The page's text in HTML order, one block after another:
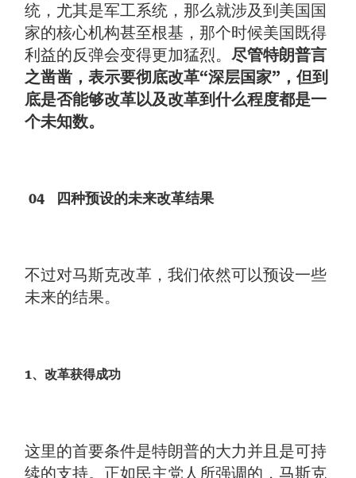
统，尤其是军工系统，那么就涉及到美国国
家的核心机构甚至根基，那个时候美国既得
利益的反弹会变得更加猛烈。尽管特朗普言
之凿凿，表示要彻底改革“深层国家”，但到
底是否能够改革以及改革到什么程度都是一
个未知数。
04 四种预设的未来改革结果
不过对马斯克改革，我们依然可以预设一些
未来的结果。
1、改革获得成功
这里的首要条件是特朗普的大力并且是可持
续的支持。正如民主党人所强调的，马斯克